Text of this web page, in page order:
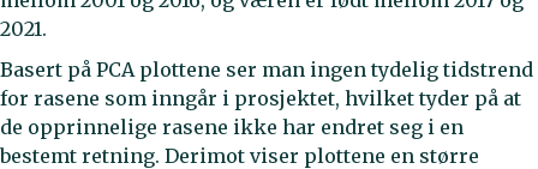
2021.
Basert på PCA plottene ser man ingen tydelig tidstrend
for rasene som inngår i prosjektet, hvilket tyder på at
de opprinnelige rasene ikke har endret seg i en
bestemt retning. Derimot viser plottene en større